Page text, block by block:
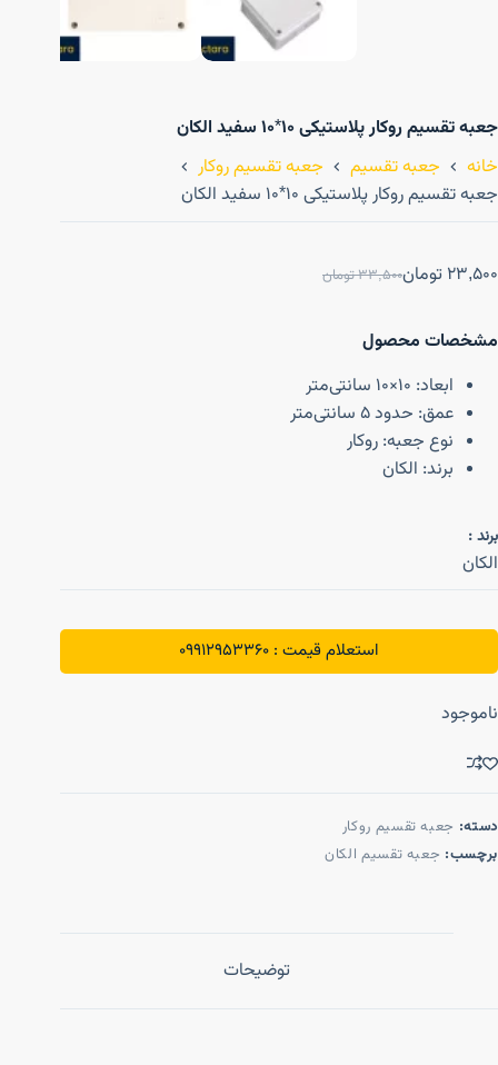
جعبه تقسیم روکار پلاستیکی ۱۰*۱۰ سفید الکان
خانه
جعبه تقسیم
جعبه تقسیم روکار
جعبه تقسیم روکار پلاستیکی ۱۰*۱۰ سفید الکان
33,500تومان 23,500 تومان
مشخصات محصول
ابعاد: 10×10 سانتی‌متر
عمق: حدود 5 سانتی‌متر
نوع جعبه: روکار
برند: الکان
برند :
الکان
استعلام قیمت : 09912953360
ناموجود
دسته: جعبه تقسیم روکار
برچسب: جعبه تقسیم الکان
توضیحات